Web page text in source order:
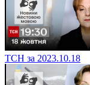
ТСН за 2023.10.18